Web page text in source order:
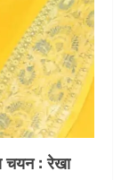
चयन : रेखा